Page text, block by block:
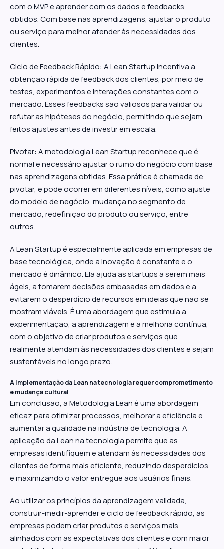
com o MVP e aprender com os dados e feedbacks
obtidos. Com base nas aprendizagens, ajustar o produto
ou serviço para melhor atender às necessidades dos
clientes.
Ciclo de Feedback Rápido: A Lean Startup incentiva a
obtenção rápida de feedback dos clientes, por meio de
testes, experimentos e interações constantes com o
mercado. Esses feedbacks são valiosos para validar ou
refutar as hipóteses do negócio, permitindo que sejam
feitos ajustes antes de investir em escala.
Pivotar: A metodologia Lean Startup reconhece que é
normal e necessário ajustar o rumo do negócio com base
nas aprendizagens obtidas. Essa prática é chamada de
pivotar, e pode ocorrer em diferentes níveis, como ajuste
do modelo de negócio, mudança no segmento de
mercado, redefinição do produto ou serviço, entre
outros.
A Lean Startup é especialmente aplicada em empresas de
base tecnológica, onde a inovação é constante e o
mercado é dinâmico. Ela ajuda as startups a serem mais
ágeis, a tomarem decisões embasadas em dados e a
evitarem o desperdício de recursos em ideias que não se
mostram viáveis. É uma abordagem que estimula a
experimentação, a aprendizagem e a melhoria contínua,
com o objetivo de criar produtos e serviços que
realmente atendam às necessidades dos clientes e sejam
sustentáveis no longo prazo.
A implementação da Lean na tecnologia requer comprometimento
e mudança cultural
Em conclusão, a Metodologia Lean é uma abordagem
eficaz para otimizar processos, melhorar a eficiência e
aumentar a qualidade na indústria de tecnologia. A
aplicação da Lean na tecnologia permite que as
empresas identifiquem e atendam às necessidades dos
clientes de forma mais eficiente, reduzindo desperdícios
e maximizando o valor entregue aos usuários finais.
Ao utilizar os princípios da aprendizagem validada,
construir-medir-aprender e ciclo de feedback rápido, as
empresas podem criar produtos e serviços mais
alinhados com as expectativas dos clientes e com maior